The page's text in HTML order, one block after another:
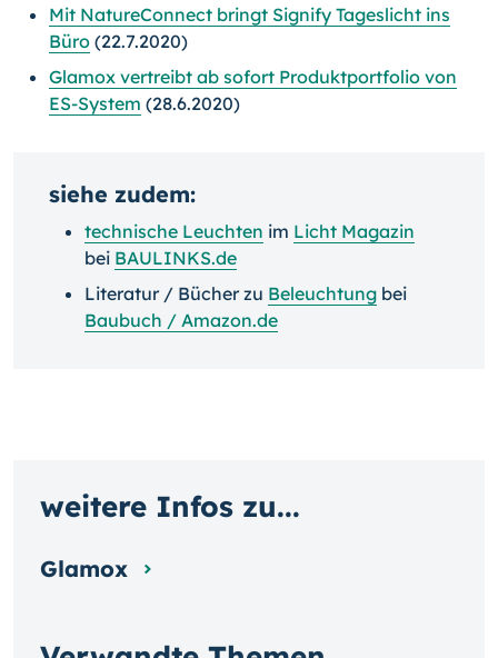
Mit NatureConnect bringt Signify Tageslicht ins
Büro (22.7.2020)
Glamox vertreibt ab sofort Produktportfolio von
ES-System (28.6.2020)
siehe zudem:
technische Leuchten im Licht Magazin
bei BAULINKS.de
Literatur / Bücher zu Beleuchtung bei
Baubuch / Amazon.de
weitere Infos zu...
Glamox